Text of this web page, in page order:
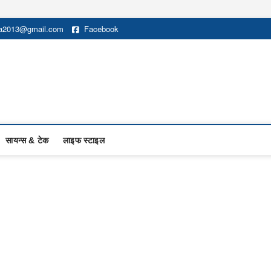
Facebook
सायन्स & टेक लाइफ स्टाइल